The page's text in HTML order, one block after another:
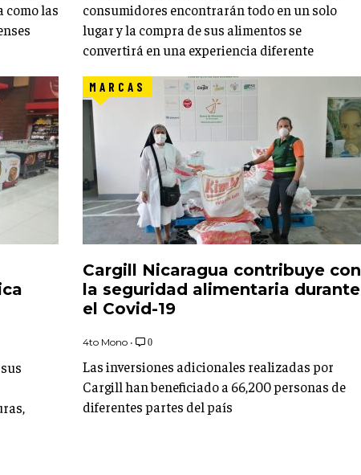
como las
consumidores encontrarán todo en un solo
lugar y la compra de sus alimentos se
convertirá en una experiencia diferente
MARCAS
Cargill Nicaragua contribuye con
la seguridad alimentaria durante
el Covid-19
4to Mono • 0
Las inversiones adicionales realizadas por
Cargill han beneficiado a 66,200 personas de
diferentes partes del país